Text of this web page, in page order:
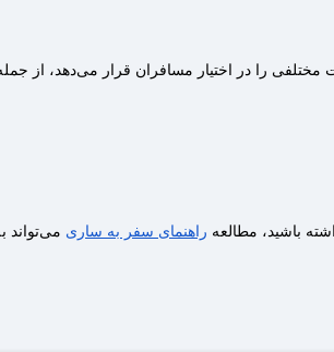
را در اختیار مسافران قرار می‌دهد، از
باشید، مطالعه راهنمای سفر به ساری می‌تواند